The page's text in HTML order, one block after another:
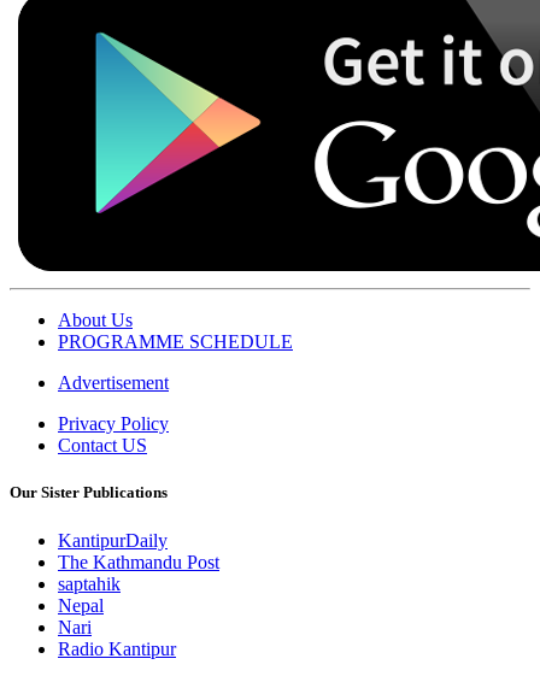
About Us
PROGRAMME SCHEDULE
Advertisement
Privacy Policy
Contact US
Our Sister Publications
KantipurDaily
The Kathmandu Post
saptahik
Nepal
Nari
Radio Kantipur